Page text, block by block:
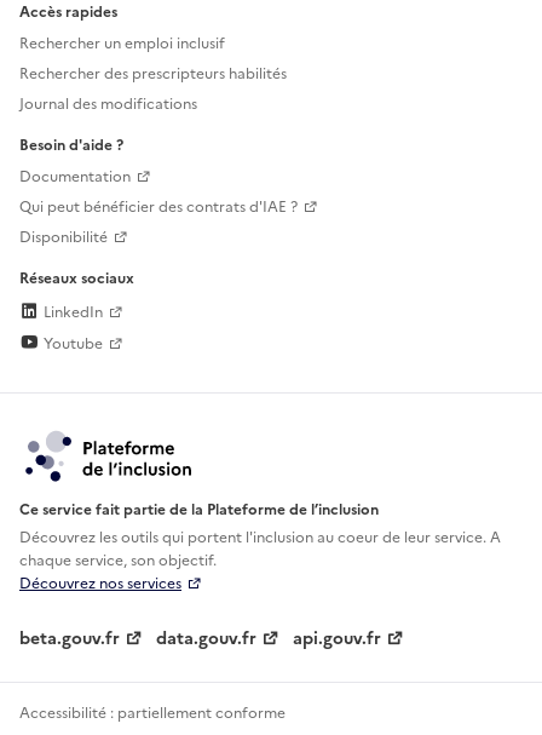
Accès rapides
Rechercher un emploi inclusif
Rechercher des prescripteurs habilités
Journal des modifications
Besoin d'aide ?
Documentation
Qui peut bénéficier des contrats d'IAE ?
Disponibilité
Réseaux sociaux
LinkedIn
Youtube
Ce service fait partie de la Plateforme de l’inclusion
Découvrez les outils qui portent l'inclusion aucoeur de leur service. A
chaque service, son objectif.
Découvrez nos services
beta.gouv.fr data.gouv.fr api.gouv.fr
Accessibilité : partiellement conforme